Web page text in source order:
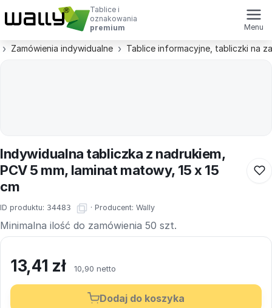
Tablice i
oznakowania
premium
Menu
Zamówienia indywidualne Tablice informacyjne, tabliczki na
Indywidualna tabliczka z nadrukiem,
PCV 5 mm, laminat matowy, 15 x 15
cm
ID produktu: 34483 · Producent: Wally
Minimalna ilość do zamówienia 50 szt.
13,41 zł 10,90 netto
Dodaj do koszyka